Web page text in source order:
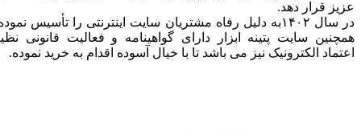
عزیز قرار دهد.
در سال ۱۴۰۲به دلیل رفاه مشتریان سایت اینترنتی را تأسیس
همچنین سایت پتینه ابزار دارای گواهینامه و فعالیت قانونی
اعتماد الکترونیک نیز می باشد تا با خیال آسوده اقدام به خرید نموده.